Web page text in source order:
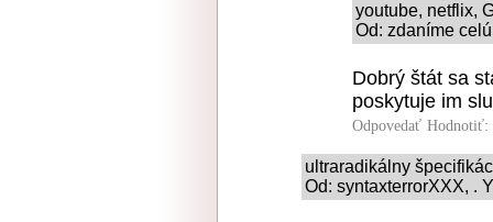
youtube, netflix,
Od: zdaníme
Dobrý štát sa
poskytuje im
Odpovedať Hodnotiť:
ultraradikálny
Od: syntaxterrorXXX, .